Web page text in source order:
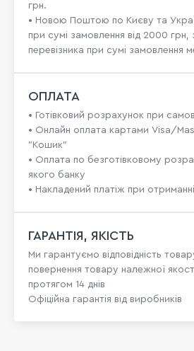
грн.
• Новою Поштою по Києву та
при сумі замовлення від 2000 грн,
перевізника при сумі замовлення
ОПЛАТА
• Готівковий розрахунок при
• Онлайн оплата картами Visa/
"Кошик"
• Оплата по безготівковому
якого банку
• Накладений платіж при
ГАРАНТІЯ, ЯКІСТЬ
Ми гарантуємо відповідність
повернення товару належної
протягом 14 днів
Офіційна гарантія від виробників